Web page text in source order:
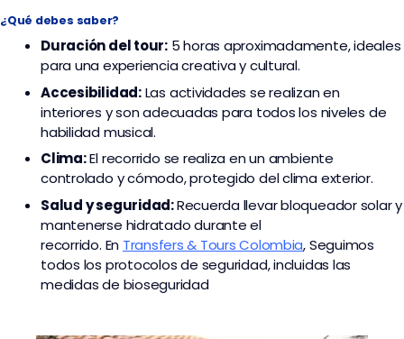
¿Qué debes saber?
Duración del tour:5 horas aproximadamente, ideales
para una experiencia creativa y cultural.
Accesibilidad:Las actividades se realizan en
interiores y son adecuadas para todos los niveles de
habilidad musical.
Clima:El recorrido se realiza en un ambiente
controlado y cómodo, protegido del clima exterior.
Salud y seguridad:Recuerda llevar bloqueador solar y
mantenerse hidratado durante el
recorrido. En Transfers & Tours Colombia,Seguimos
todos los protocolos de seguridad, incluidas las
medidas de bioseguridad